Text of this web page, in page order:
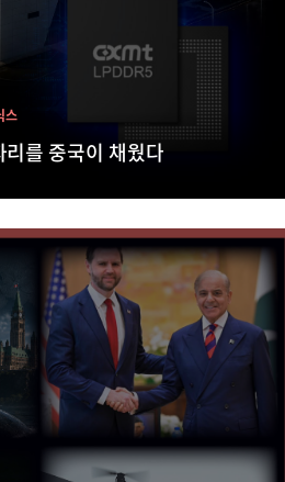
를 중국이 채웠다
스